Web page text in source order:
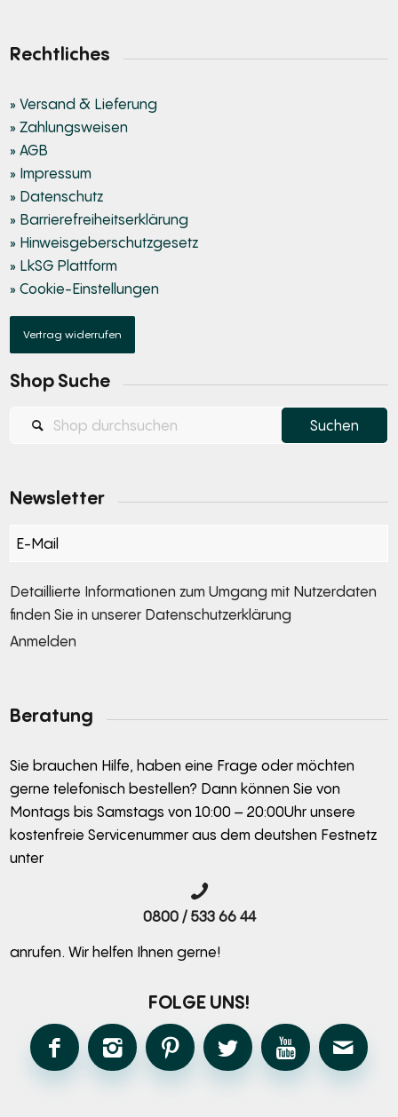
Rechtliches
» Versand & Lieferung
» Zahlungsweisen
» AGB
» Impressum
» Datenschutz
» Barrierefreiheitserklärung
» Hinweisgeberschutzgesetz
» LkSG Plattform
» Cookie-Einstellungen
Vertrag widerrufen
Shop Suche
Newsletter
Section
Detaillierte Informationen zum Umgang mit Nutzerdaten
finden Sie in unserer Datenschutzerklärung
Anmelden
Beratung
Sie brauchen Hilfe, haben eine Frage oder möchten
gerne telefonisch bestellen? Dann können Sie von
Montags bis Samstags von 10:00 – 20:00Uhr unsere
kostenfreie Servicenummer aus dem deutshen Festnetz
unter
0800 / 533 66 44
anrufen. Wir helfen Ihnen gerne!
FOLGE UNS!